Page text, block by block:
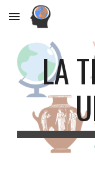
Skip to main content
LA